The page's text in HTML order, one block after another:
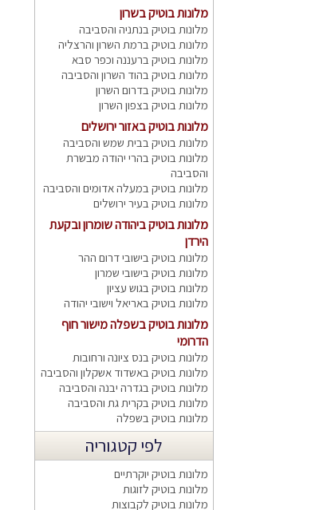
מלונות בוטיק בשרון
מלונות בוטיק בנתניה והסביבה
מלונות בוטיק ברמת השרון והרצליה
מלונות בוטיק ברעננה וכפר סבא
מלונות בוטיק בהוד השרון והסביבה
מלונות בוטיק בדרום השרון
מלונות בוטיק בצפון השרון
מלונות בוטיק באזור ירושלים
מלונות בוטיק בבית שמש והסביבה
מלונות בוטיק בהרי יהודה מבשרת
והסביבה
מלונות בוטיק במעלה אדומים והסביבה
מלונות בוטיק בעיר ירושלים
מלונות בוטיק ביהודה שומרון ובקעת
הירדן
מלונות בוטיק בישובי דרום ההר
מלונות בוטיק בישובי שמרון
מלונות בוטיק בגוש עציון
מלונות בוטיק באריאל וישובי יהודה
מלונות בוטיק בשפלה מישור חוף
הדרומי
מלונות בוטיק בנס ציונה ורחובות
מלונות בוטיק באשדוד אשקלון והסביבה
מלונות בוטיק בגדרה יבנה והסביבה
מלונות בוטיק בקרית גת והסביבה
מלונות בוטיק בשפלה
לפי קטגוריה
מלונות בוטיק יוקרתיים
מלונות בוטיק לזוגות
מלונות בוטיק לקבוצות